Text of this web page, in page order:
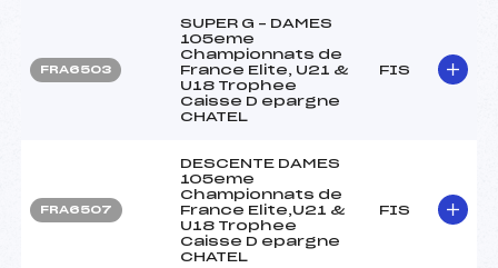
FRA6503
SUPER G – DAMES
105eme
Championnats de
France Elite, U21 &
U18 Trophee
Caisse D epargne
CHATEL
FIS
FRA6507
DESCENTE DAMES
105eme
Championnats de
France Elite,U21 &
U18 Trophee
Caisse D epargne
CHATEL
FIS